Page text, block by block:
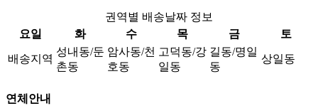
권역별 배송날짜 정보
요일
화 수 목 금 토
배송지역
성내동/둔
촌동
암사동/천
호동
고덕동/강
일동
길동/명일
동
상일동
연체안내